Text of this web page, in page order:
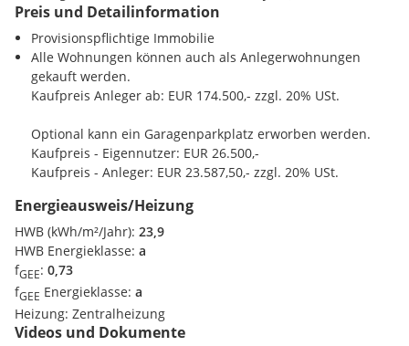
und naturnaher Umgebung machen die Lage besonders
attraktiv für Wohnen, Arbeiten und Investieren.
Preis und Detailinformation
Provisionspflichtige Immobilie
Alle Wohnungen können auch als Anlegerwohnungen
gekauft werden.
Kaufpreis Anleger ab: EUR 174.500,- zzgl. 20% USt.
Optional kann ein Garagenparkplatz erworben werden.
Kaufpreis - Eigennutzer: EUR 26.500,-
Kaufpreis - Anleger: EUR 23.587,50,- zzgl. 20% USt.
Energieausweis/Heizung
HWB (kWh/m²/Jahr): 23,9
HWB Energieklasse: a
fGEE: 0,73
fGEE Energieklasse: a
Heizung: Zentralheizung
Videos und Dokumente